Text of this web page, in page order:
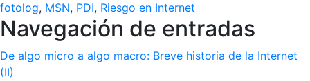
fotolog, MSN, PDI, Riesgo en Internet
Navegación de entradas
De algo micro a algo macro: Breve historia de la Internet
(II)